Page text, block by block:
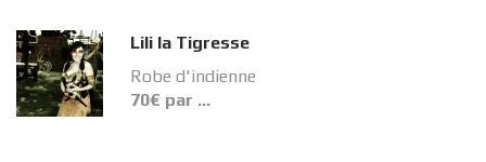
Lili la Tigresse
Robe d'indienne
70€ par …